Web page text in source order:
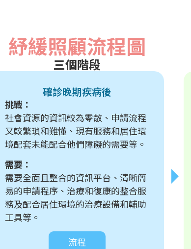
紓緩照顧流程圖
三個階段
確診晚期疾病後
挑戰：
社會資源的資訊較為零散、申請流程
又較繁瑣和難懂、現有服務和居住環
境配套未能配合他們障礙的需要等。
需要：
需要全面且整合的資訊平台、清晰簡
易的申請程序、治療和復康的整合服
務及配合居住環境的治療設備和輔助
工具等。
流程